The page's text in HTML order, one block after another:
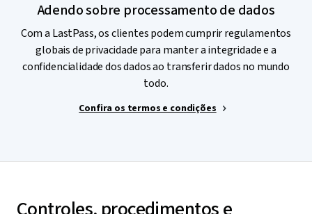
Adendo sobre processamento de dados
Com a LastPass, os clientes podem cumprir regulamentos
globais de privacidade para manter a integridade e a
confidencialidade dos dados ao transferir dados no mundo
todo.
Confira os termos e condições